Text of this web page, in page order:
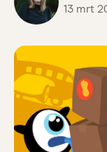
13 mrt